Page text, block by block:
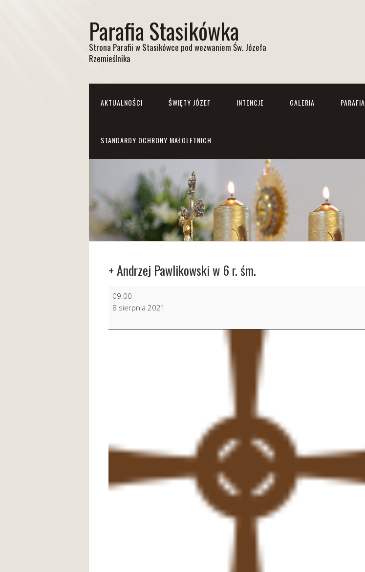
Parafia Stasikówka
Strona Parafii w Stasikówce pod wezwaniem Św. Józefa
Rzemieślnika
AKTUALNOŚCI ŚWIĘTY JÓZEF INTENCJE GALERIA PARAFIA
STANDARDY OCHRONY MAŁOLETNICH
+ Andrzej Pawlikowski w 6 r. śm.
Andrzej
Pawlikowski
w
09:00
8 sierpnia 2021